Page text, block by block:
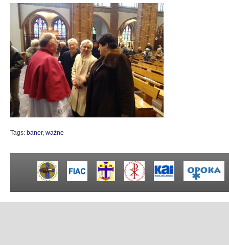
Tags: baner, ważne